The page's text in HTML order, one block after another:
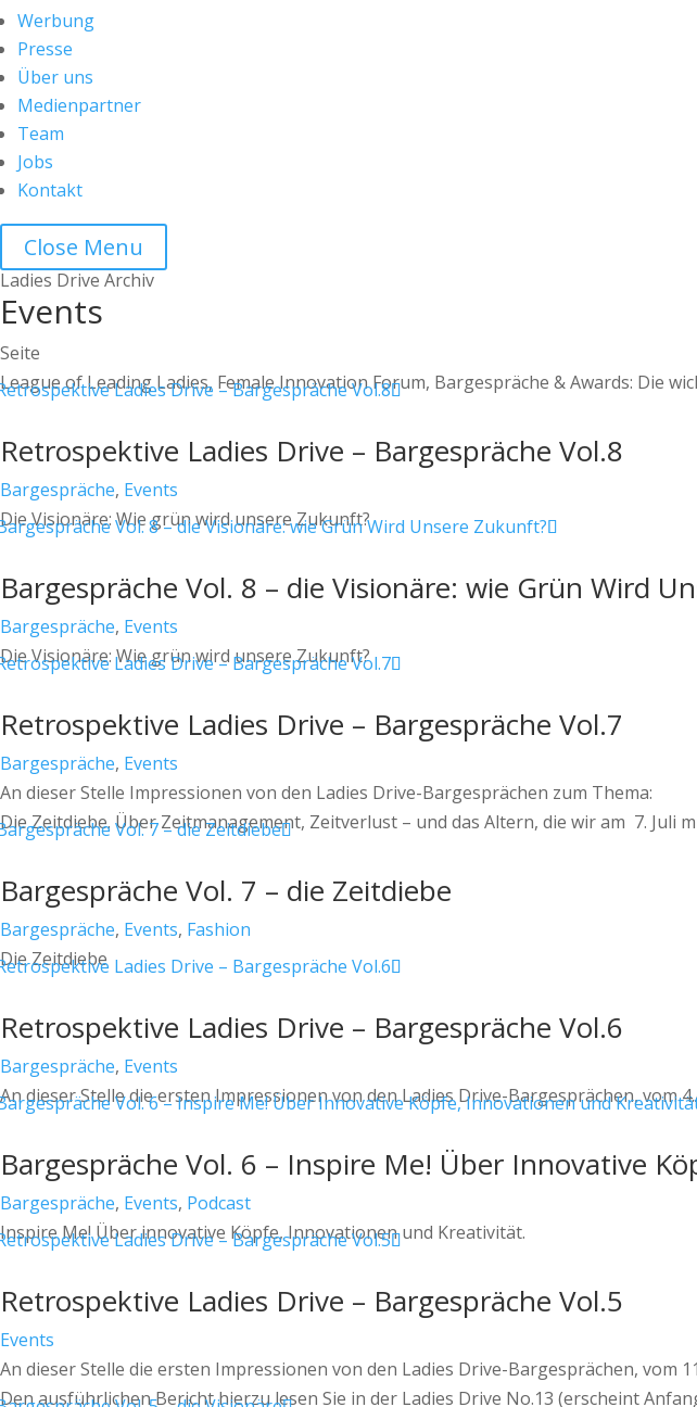
Werbung
Presse
Über uns
Medienpartner
Team
Jobs
Kontakt
Close Menu
Ladies Drive Archiv
Events
Seite
League of Leading Ladies, Female Innovation Forum, Bargespräche & Awards: Die
Retrospektive Ladies Drive – Bargespräche Vol.8
Bargespräche, Events
Die Visionäre: Wie grün wird unsere Zukunft?
Bargespräche Vol. 8 – die Visionäre: wie Grün Wird
Bargespräche, Events
Die Visionäre: Wie grün wird unsere Zukunft?
Retrospektive Ladies Drive – Bargespräche Vol.7
Bargespräche, Events
An dieser Stelle Impressionen von den Ladies Drive-Bargesprächen zum Thema:
Die Zeitdiebe. Über Zeitmanagement, Zeitverlust – und das Altern, die wir am 7.
Bargespräche Vol. 7 – die Zeitdiebe
Bargespräche, Events, Fashion
Die Zeitdiebe
Retrospektive Ladies Drive – Bargespräche Vol.6
Bargespräche, Events
An dieser Stelle die ersten Impressionen von den Ladies Drive-Bargesprächen, vom
Bargespräche Vol. 6 – Inspire Me! Über Innovative
Bargespräche, Events, Podcast
Inspire Me! Über innovative Köpfe, Innovationen und Kreativität.
Retrospektive Ladies Drive – Bargespräche Vol.5
Events
An dieser Stelle die ersten Impressionen von den Ladies Drive-Bargesprächen, vom
Den ausführlichen Bericht hierzu lesen Sie in der Ladies Drive No.13 (erscheint